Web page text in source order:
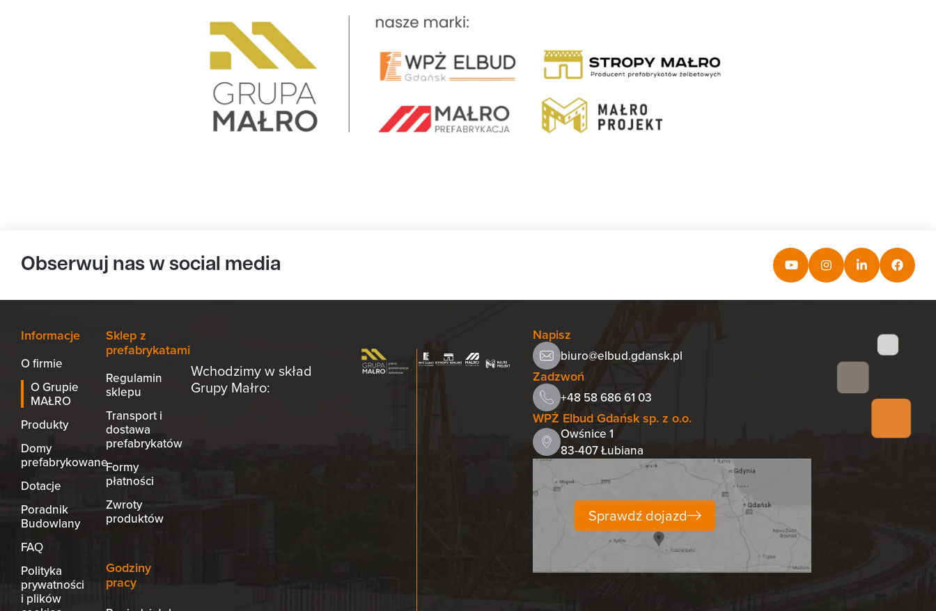
Obserwuj nas w social media
Informacje
O firmie
O Grupie
MAŁRO
Produkty
Domy
prefabrykowane
Dotacje
Poradnik
Budowlany
FAQ
Polityka
prywatności
i plików
Sklep z
prefabrykatami
Regulamin
sklepu
Transport i
dostawa
prefabrykatów
Formy
płatności
Zwroty
produktów
Godziny
pracy
Wchodzimy w skład
Grupy Małro:
Napisz
biuro@elbud.gdansk.pl
Zadzwoń
+48 58 686 61 03
WPŻ Elbud Gdańsk sp. z o.o.
Owśnice 1
83-407 Łubiana
Sprawdź dojazd